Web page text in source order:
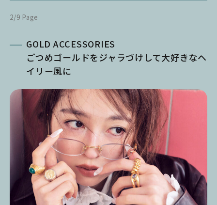
2/9 Page
GOLD ACCESSORIES
ごつめゴールドをジャラづけして大好きなヘ
イリー風に